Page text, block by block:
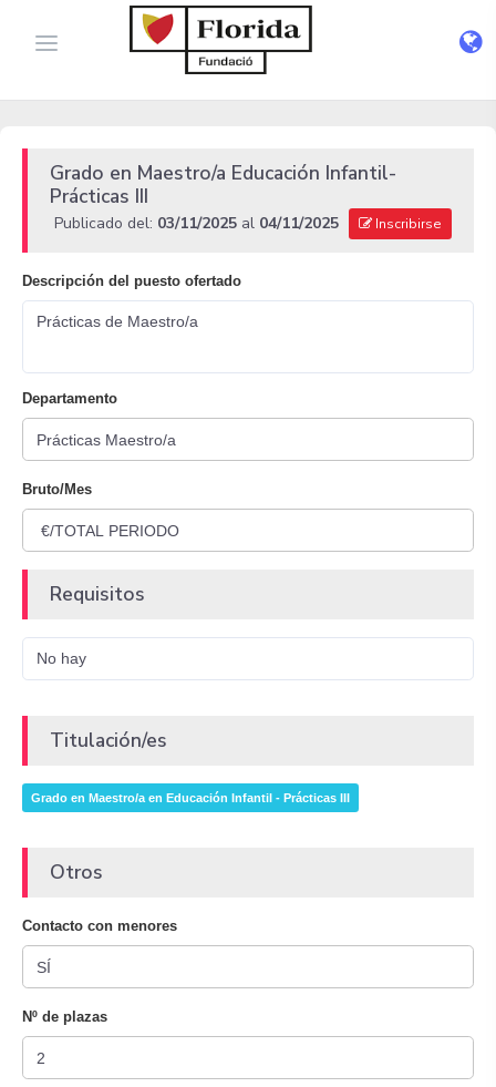
Grado en Maestro/a Educación Infantil-
Prácticas III
Publicado del: 03/11/2025 al 04/11/2025 Inscribirse
Descripción del puesto ofertado
Prácticas de Maestro/a
Departamento
Bruto/Mes
Requisitos
No hay
Titulación/es
Grado en Maestro/a en Educación Infantil - Prácticas III
Otros
Contacto con menores
Nº de plazas